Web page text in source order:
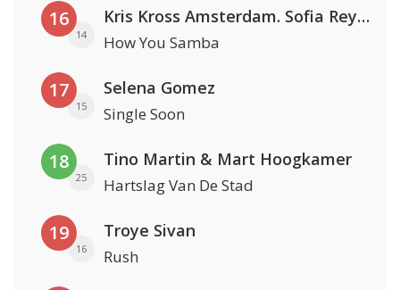
16
14
Kris Kross Amsterdam. Sofia Reyes & Tinie Tempah
How You Samba
17
15
Selena Gomez
Single Soon
18
25
Tino Martin & Mart Hoogkamer
Hartslag Van De Stad
19
16
Troye Sivan
Rush